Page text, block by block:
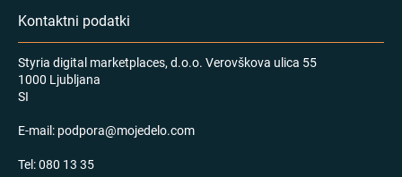
Kontaktni podatki
Styria digital marketplaces, d.o.o. Verovškova ulica 55
1000 Ljubljana
SI
E-mail: podpora@mojedelo.com
Tel:080 13 35